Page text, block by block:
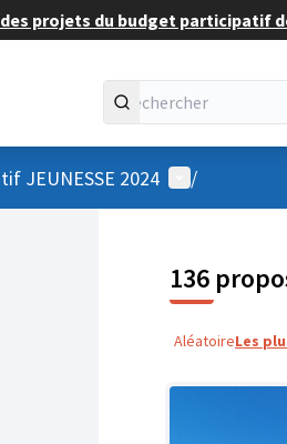
projets du budget participatif
JEUNESSE 2024 Menu
/
136
AléatoireLes